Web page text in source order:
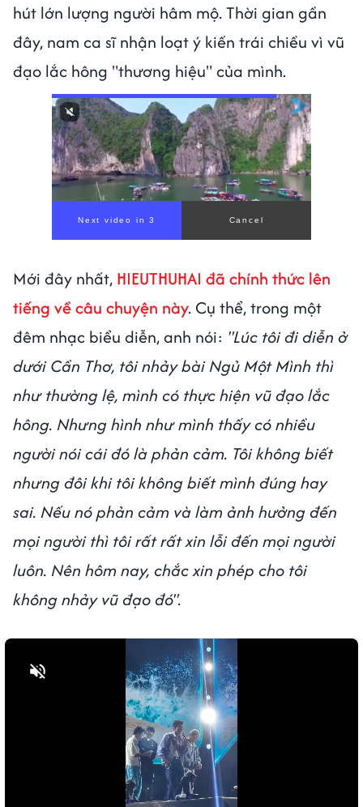
hút lớn lượng người hâm mộ. Thời gian gần
đây, nam ca sĩ nhận loạt ý kiến trái chiều vì vũ
đạo lắc hông "thương hiệu" của mình.
00:00/ 00:59
Mới đây nhất, HIEUTHUHAI đã chính thức lên
tiếng về câu chuyện này. Cụ thể, trong một
đêm nhạc biểu diễn, anh nói: "Lúc tôi đi diễn ở
dưới Cần Thơ, tôi nhảy bài Ngủ Một Mình thì
như thường lệ, mình có thực hiện vũ đạo lắc
hông. Nhưng hình như mình thấy có nhiều
người nói cái đó là phản cảm. Tôi không biết
nhưng đôi khi tôi không biết mình đúng hay
sai. Nếu nó phản cảm và làm ảnh hưởng đến
mọi người thì tôi rất rất xin lỗi đến mọi người
luôn. Nên hôm nay, chắc xin phép cho tôi
không nhảy vũ đạo đó".